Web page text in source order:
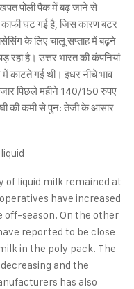
पोली पैक में बढ़ जाने से
काफी घट गई है, जिस कारण बटर
के लिए चालू सप्ताह में बढ़ने
है। उत्तर भारत की कंपनियां
काटते गई थी। इधर नीचे भाव
पिछले महीने 140/150 रुपए
की कमी से पुन: तेजी के आसार
of liquid milk remained at
have increased
off-season. On the other
reported to be close
in the poly pack. The
and the
has also